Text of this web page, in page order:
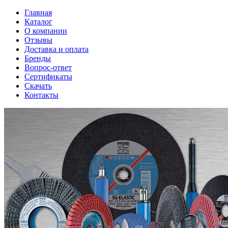
Главная
Каталог
О компании
Отзывы
Доставка и оплата
Бренды
Вопрос-ответ
Сертификаты
Скачать
Контакты